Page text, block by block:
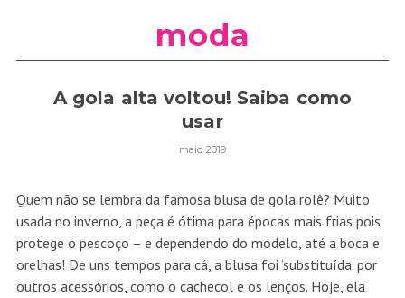
moda
A gola alta voltou! Saiba como
usar
maio 2019
Quem não se lembra da famosa blusa de gola rolê? Muito
usada no inverno, a peça é ótima para épocas mais frias pois
protege o pescoço – e dependendo do modelo, até a boca e
orelhas! De uns tempos para cá, a blusa foi ‘substituída’ por
outros acessórios, como o cachecol e os lenços. Hoje, ela